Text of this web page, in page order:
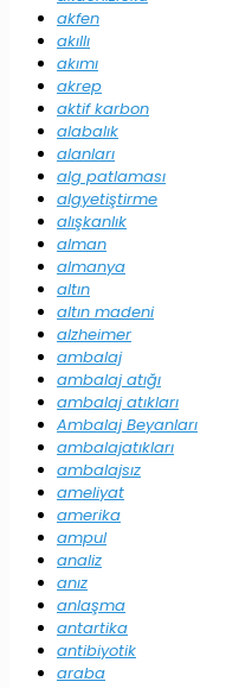
akfen
akıllı
akımı
akrep
aktif karbon
alabalık
alanları
alg patlaması
algyetiştirme
alışkanlık
alman
almanya
altın
altın madeni
alzheimer
ambalaj
ambalaj atığı
ambalaj atıkları
Ambalaj Beyanları
ambalajatıkları
ambalajsız
ameliyat
amerika
ampul
analiz
anız
anlaşma
antartika
antibiyotik
araba